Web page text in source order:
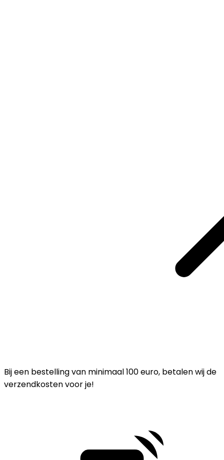
Bij een bestelling van minimaal 100 euro, betalen wij de
verzendkosten voor je!